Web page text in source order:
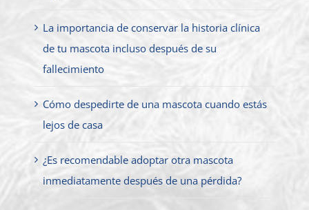
La importancia de conservar la historia clínica
de tu mascota incluso después de su
fallecimiento
Cómo despedirte de una mascota cuando estás
lejos de casa
¿Es recomendable adoptar otra mascota
inmediatamente después de una pérdida?